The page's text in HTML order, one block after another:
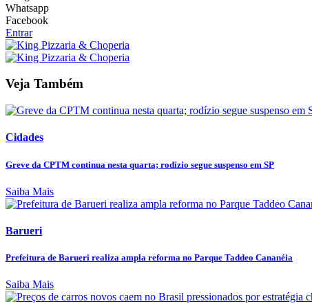
Whatsapp
Facebook
Entrar
Veja Também
Cidades
Greve da CPTM continua nesta quarta; rodízio segue suspenso em SP
Saiba Mais
Barueri
Prefeitura de Barueri realiza ampla reforma no Parque Taddeo Cananéia
Saiba Mais